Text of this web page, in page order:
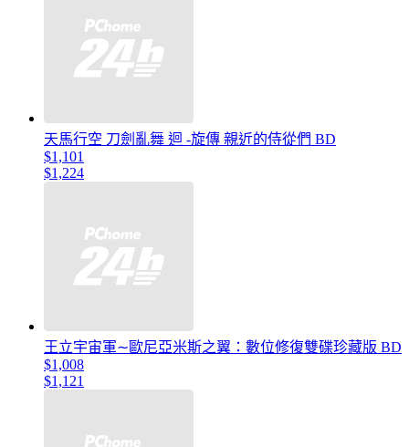
天馬行空 刀劍亂舞 迴 -旋傳 親近的侍從們 BD
$1,101
$1,224
王立宇宙軍∼歐尼亞米斯之翼：數位修復雙碟珍藏版 BD
$1,008
$1,121